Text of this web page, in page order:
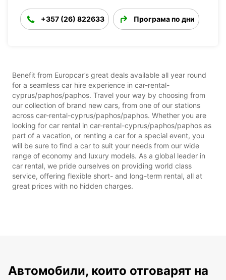
+357 (26) 822633 Програма по дни
Benefit from Europcar’s great deals available all year round
for a seamless car hire experience in car-rental-
cyprus/paphos/paphos. Travel your way by choosing from
our collection of brand new cars, from one of our stations
across car-rental-cyprus/paphos/paphos. Whether you are
looking for car rental in car-rental-cyprus/paphos/paphos as
part of a vacation, or renting a car for a special event, you
will be sure to find a car to suit your needs from our wide
range of economy and luxury models. As a global leader in
car rental, we pride ourselves on providing world class
service, offering flexible short- and long-term rental, all at
great prices with no hidden charges.
Автомобили, които отговарят на